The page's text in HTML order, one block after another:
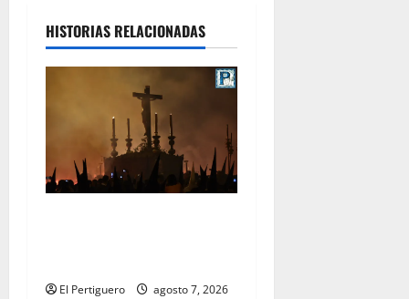
HISTORIAS RELACIONADAS
El Pertiguero
agosto 7, 2026